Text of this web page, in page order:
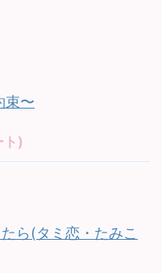
束〜
)
ら(タミ恋・たみこ